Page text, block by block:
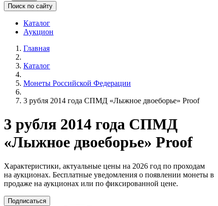
Поиск по сайту
Каталог
Аукцион
Главная
Каталог
Монеты Российской Федерации
3 рубля 2014 года СПМД «Лыжное двоеборье» Proof
3 рубля 2014 года СПМД
«Лыжное двоеборье» Proof
Характеристики, актуальные цены на 2026 год по проходам
на аукционах. Бесплатные уведомления о появлении монеты в
продаже на аукционах или по фиксированной цене.
Подписаться